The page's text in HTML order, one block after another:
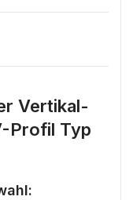
Vertikal-
Profil Typ